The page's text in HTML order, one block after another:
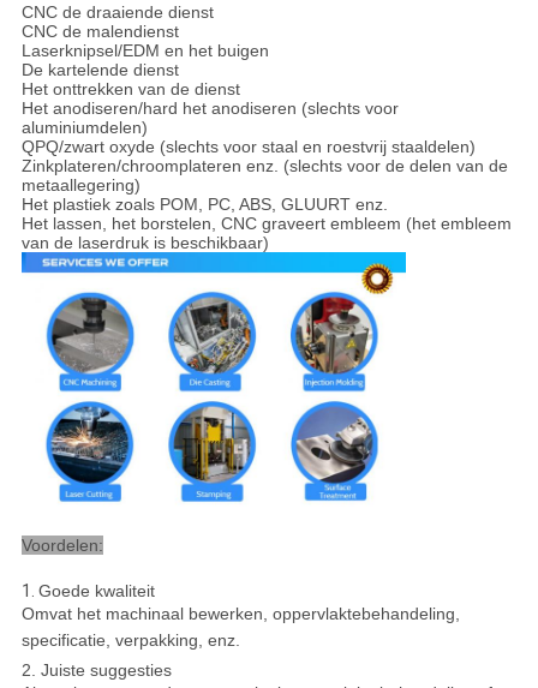
CNC de draaiende dienst
CNC de malendienst
Laserknipsel/EDM en het buigen
De kartelende dienst
Het onttrekken van de dienst
Het anodiseren/hard het anodiseren (slechts voor
aluminiumdelen)
QPQ/zwart oxyde (slechts voor staal en roestvrij staaldelen)
Zinkplateren/chroomplateren enz. (slechts voor de delen van de
metaallegering)
Het plastiek zoals POM, PC, ABS, GLUURT enz.
Het lassen, het borstelen, CNC graveert embleem (het embleem
van de laserdruk is beschikbaar)
Voordelen:
1. Goede kwaliteit
Omvat het machinaal bewerken, oppervlaktebehandeling,
specificatie, verpakking, enz.
2. Juiste suggesties